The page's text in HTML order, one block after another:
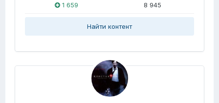
1 659 8 945
Найти контент